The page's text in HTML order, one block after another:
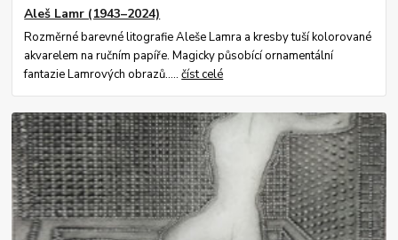
Aleš Lamr (1943–2024)
Rozměrné barevné litografie Aleše Lamra a kresby tuší kolorované
akvarelem na ručním papíře. Magicky působící ornamentální
fantazie Lamrových obrazů.....číst celé